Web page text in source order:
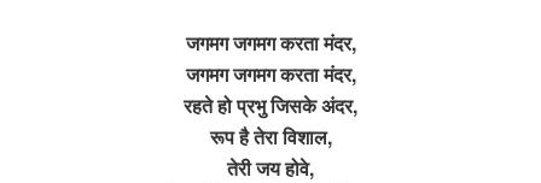
जगमग जगमग करता मंदर,
जगमग जगमग करता मंदर,
रहते हो प्रभु जिसके अंदर,
रूप है तेरा विशाल,
तेरी जय होवे,